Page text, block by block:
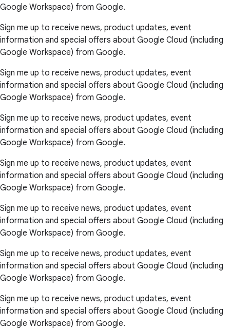
Google Workspace) from Google.
Sign me up to receive news, product updates, event
information and special offers about Google Cloud (including
Google Workspace) from Google.
Sign me up to receive news, product updates, event
information and special offers about Google Cloud (including
Google Workspace) from Google.
Sign me up to receive news, product updates, event
information and special offers about Google Cloud (including
Google Workspace) from Google.
Sign me up to receive news, product updates, event
information and special offers about Google Cloud (including
Google Workspace) from Google.
Sign me up to receive news, product updates, event
information and special offers about Google Cloud (including
Google Workspace) from Google.
Sign me up to receive news, product updates, event
information and special offers about Google Cloud (including
Google Workspace) from Google.
Sign me up to receive news, product updates, event
information and special offers about Google Cloud (including
Google Workspace) from Google.